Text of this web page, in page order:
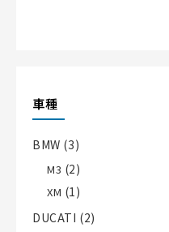
車種
BMW (3)
M3 (2)
XM (1)
DUCATI (2)